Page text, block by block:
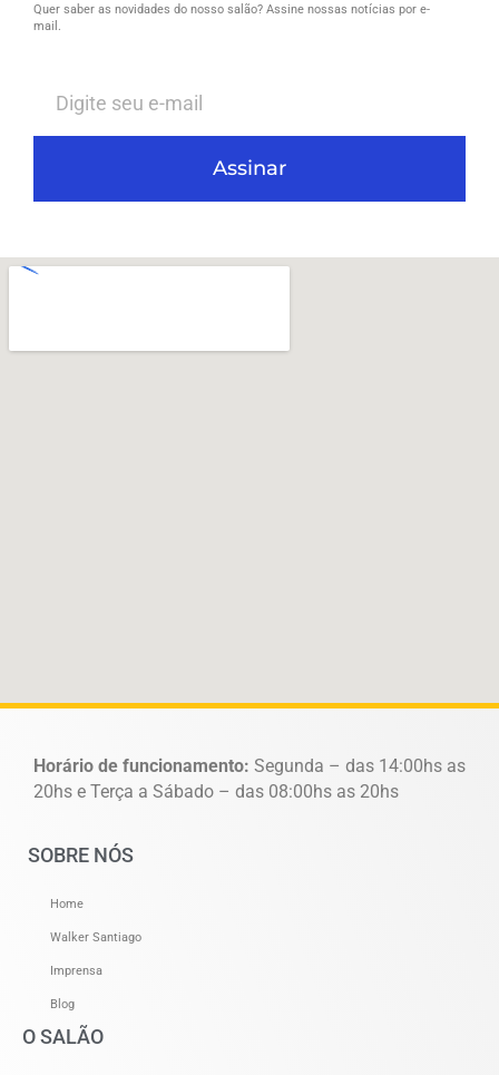
Quer saber as novidades do nosso salão? Assine nossas notícias por e-
mail.
Assinar
Horário de funcionamento: Segunda – das 14:00hs as
20hs e Terça a Sábado – das 08:00hs as 20hs
SOBRE NÓS
Home
Walker Santiago
Imprensa
Blog
O SALÃO